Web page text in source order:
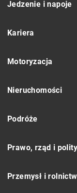
Jedzenie i napoje
Kariera
Motoryzacja
Nieruchomości
Podróże
Prawo, rząd i
Przemysł i